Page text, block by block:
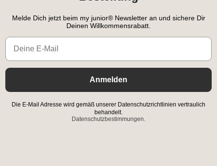
Melde Dich jetzt beim my junior® Newsletter an und sichere Dir
Deinen Willkommensrabatt.
Email
Anmelden
Die E-Mail Adresse wird gemäß unserer Datenschutzrichtlinien vertraulich
behandelt.
Datenschutzbestimmungen.